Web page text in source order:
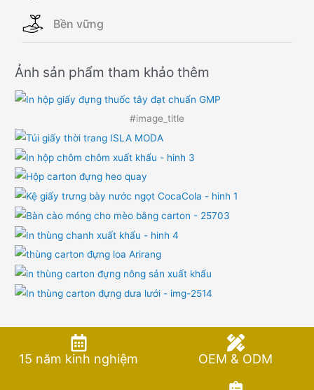
Bền vững
Ảnh sản phẩm tham khảo thêm
#image_title
15 năm kinh nghiệm OEM & ODM